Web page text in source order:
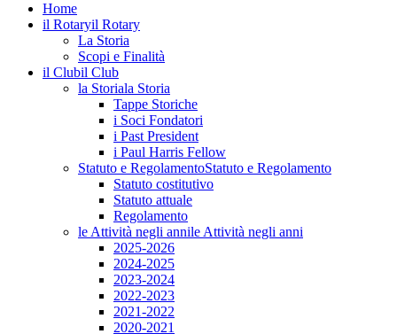
Home
il Rotaryil Rotary
La Storia
Scopi e Finalità
il Clubil Club
la Storiala Storia
Tappe Storiche
i Soci Fondatori
i Past President
i Paul Harris Fellow
Statuto e RegolamentoStatuto e Regolamento
Statuto costitutivo
Statuto attuale
Regolamento
le Attività negli annile Attività negli anni
2025-2026
2024-2025
2023-2024
2022-2023
2021-2022
2020-2021